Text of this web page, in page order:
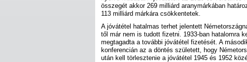
összegét akkor 269 milliárd aranymárkában
113 milliárd márkára csökkentetek.
A jóvátétel hatalmas terhet jelentett
től már nem is tudott fizetni. 1933-ban hatalomra
megtagadta a további jóvátétel fizetését. A
konferencián az a döntés született, hogy
után kell törlesztenie a jóvátétel 1945 és 1952